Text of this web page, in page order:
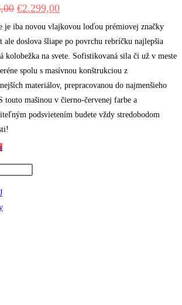
Original
was:
€3.643,00.
€2.299,00Current
is:
€2.299,00.
je iba novou vlajkovou loďou prémiovej značky
ale doslova šliape po povrchu rebríčku najlepšia
kolobežka na svete. Sofistikovaná sila či už v meste
spolu s masívnou konštrukciou z
materiálov, prepracovanou do najmenšieho
touto mašinou v čierno-červenej farbe a
podsvietením budete vždy stredobodom